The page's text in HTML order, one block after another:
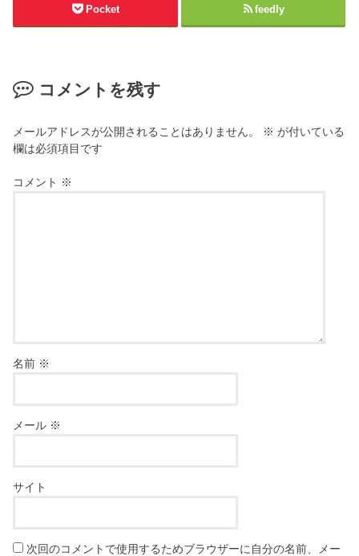
Pocket feedly
コメントを残す
メールアドレスが公開されることはありません。 ※ が付いている
欄は必須項目です
コメント ※
名前 ※
メール ※
サイト
次回のコメントで使用するためブラウザーに自分の名前、メー